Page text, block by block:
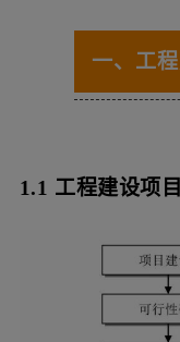
一、工
1.1 工程建设项